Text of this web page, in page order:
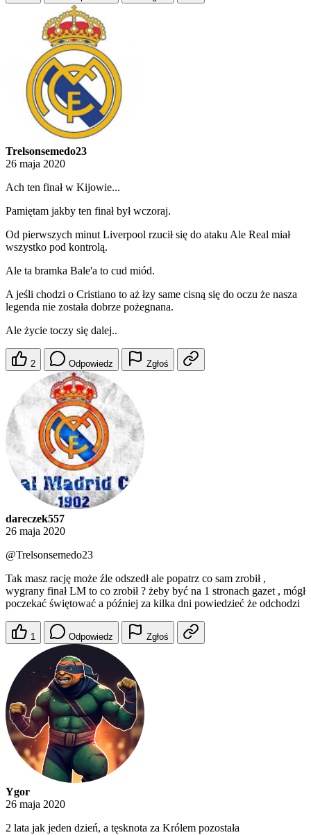
Trelsonsemedo23
26 maja 2020
Ach ten finał w Kijowie...
Pamiętam jakby ten finał był wczoraj.
Od pierwszych minut Liverpool rzucił się do ataku Ale Real miał
wszystko pod kontrolą.
Ale ta bramka Bale'a to cud miód.
A jeśli chodzi o Cristiano to aż łzy same cisną się do oczu że nasza
legenda nie została dobrze pożegnana.
Ale życie toczy się dalej..
2 Odpowiedz Zgłoś
dareczek557
26 maja 2020
@Trelsonsemedo23
Tak masz rację może źle odszedł ale popatrz co sam zrobił ,
wygrany finał LM to co zrobił ? żeby być na 1 stronach gazet , mógł
poczekać świętować a później za kilka dni powiedzieć że odchodzi
1 Odpowiedz Zgłoś
Ygor
26 maja 2020
2 lata jak jeden dzień, a tęsknota za Królem pozostała